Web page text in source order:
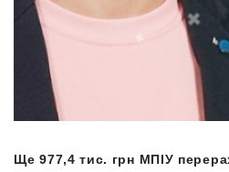
Ще 977,4 тис. грн МПІУ